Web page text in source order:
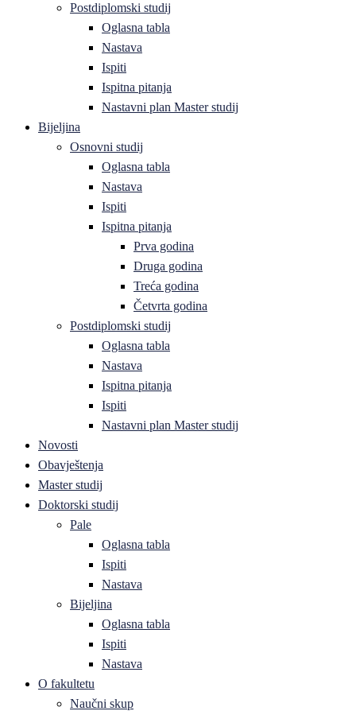
Postdiplomski studij
Oglasna tabla
Nastava
Ispiti
Ispitna pitanja
Nastavni plan Master studij
Bijeljina
Osnovni studij
Oglasna tabla
Nastava
Ispiti
Ispitna pitanja
Prva godina
Druga godina
Treća godina
Četvrta godina
Postdiplomski studij
Oglasna tabla
Nastava
Ispitna pitanja
Ispiti
Nastavni plan Master studij
Novosti
Obavještenja
Master studij
Doktorski studij
Pale
Oglasna tabla
Ispiti
Nastava
Bijeljina
Oglasna tabla
Ispiti
Nastava
O fakultetu
Naučni skup